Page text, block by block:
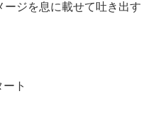
ジを息に載せて吐き出す
ト